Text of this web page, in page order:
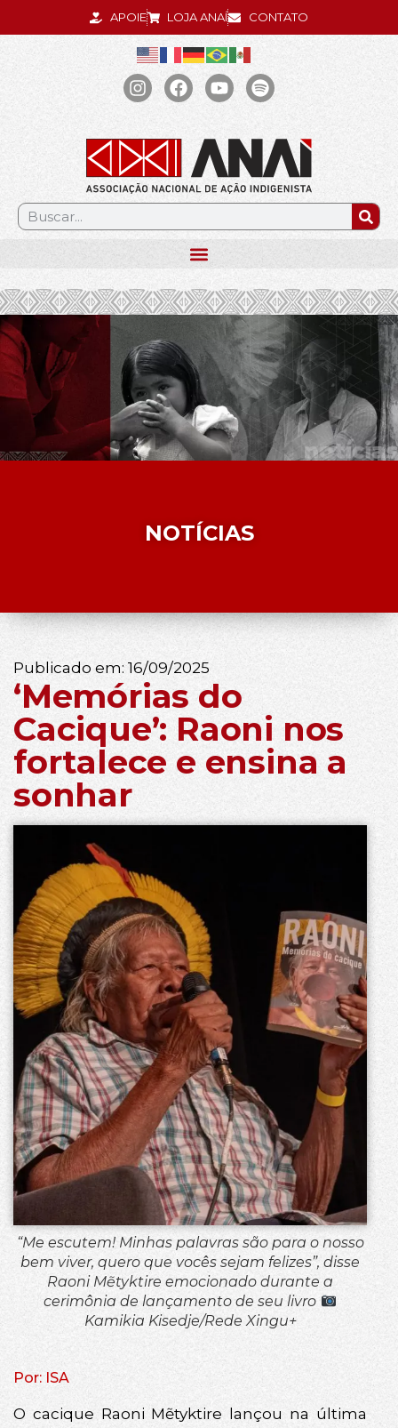
APOIE LOJA ANAÍ CONTATO
.
NOTÍCIAS
Publicado em: 16/09/2025
‘Memórias do
Cacique’: Raoni nos
fortalece e ensina a
sonhar
“Me escutem! Minhas palavras são para o nosso
bem viver, quero que vocês sejam felizes”, disse
Raoni Mẽtyktire emocionado durante a
cerimônia de lançamento de seu livro
Kamikia Kisedje/Rede Xingu+
Por: ISA
O cacique Raoni Mẽtyktire lançou na última